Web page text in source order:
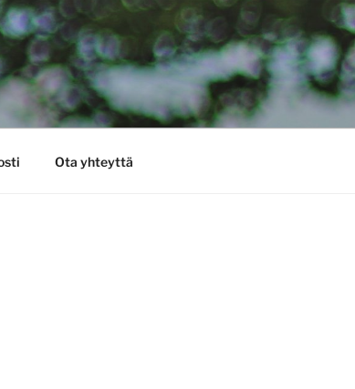
Ota yhteyttä